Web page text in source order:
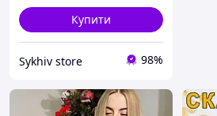
Купити
Sykhiv store 98%